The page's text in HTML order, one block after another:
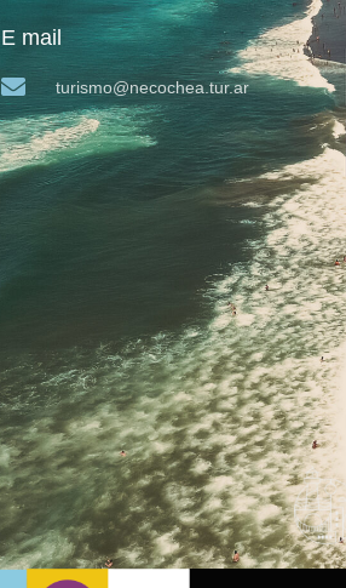
E mail
turismo@necochea.tur.ar